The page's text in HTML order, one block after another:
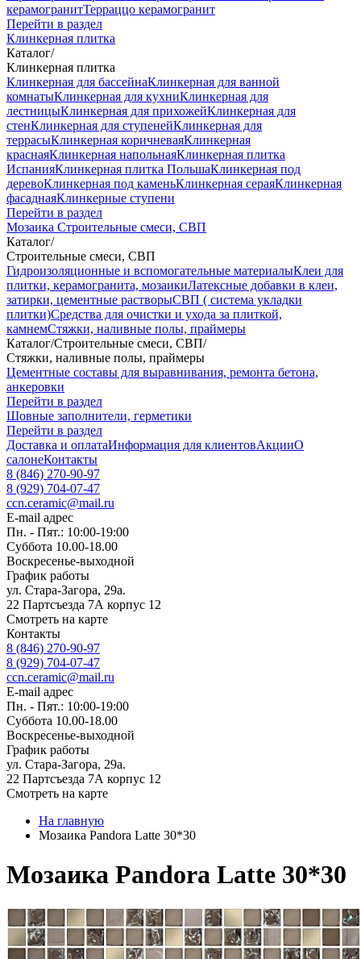
керамогранитТерраццо керамогранит
Перейти в раздел
Клинкерная плитка
Каталог/
Клинкерная плитка
Клинкерная для бассейнаКлинкерная для ванной
комнатыКлинкерная для кухниКлинкерная для
лестницыКлинкерная для прихожейКлинкерная для
стенКлинкерная для ступенейКлинкерная для
террасыКлинкерная коричневаяКлинкерная
краснаяКлинкерная напольнаяКлинкерная плитка
ИспанияКлинкерная плитка ПольшаКлинкерная под
деревоКлинкерная под каменьКлинкерная сераяКлинкерная
фасаднаяКлинкерные ступени
Перейти в раздел
Мозаика Строительные смеси, СВП
Каталог/
Строительные смеси, СВП
Гидроизоляционные и вспомогательные материалыКлеи для
плитки, керамогранита, мозаикиЛатексные добавки в клеи,
затирки, цементные растворыСВП ( система укладки
плитки)Средства для очистки и ухода за плиткой,
камнемСтяжки, наливные полы, праймеры
Каталог/Строительные смеси, СВП/
Стяжки, наливные полы, праймеры
Цементные составы для выравнивания, ремонта бетона,
анкеровки
Перейти в раздел
Шовные заполнители, герметики
Перейти в раздел
Доставка и оплатаИнформация для клиентовАкцииО
салонеКонтакты
8 (846) 270-90-97
8 (929) 704-07-47
ccn.ceramic@mail.ru
E-mail адрес
Пн. - Пят.: 10:00-19:00
Суббота 10.00-18.00
Воскресенье-выходной
График работы
ул. Стара-Загора, 29а.
22 Партсъезда 7А корпус 12
Смотреть на карте
Контакты
8 (846) 270-90-97
8 (929) 704-07-47
ccn.ceramic@mail.ru
E-mail адрес
Пн. - Пят.: 10:00-19:00
Суббота 10.00-18.00
Воскресенье-выходной
График работы
ул. Стара-Загора, 29а.
22 Партсъезда 7А корпус 12
Смотреть на карте
На главную
Мозаика Pandora Latte 30*30
Мозаика Pandora Latte 30*30